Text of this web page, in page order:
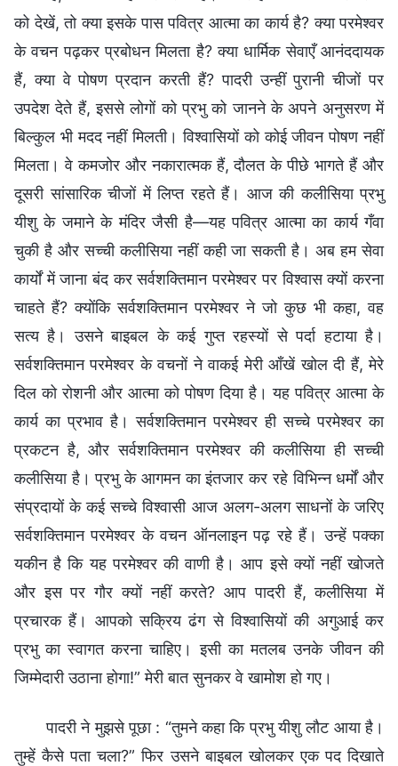
को देखें, तो क्या इसके पास पवित्र आत्मा का कार्य है? क्या परमेश्वर
के वचन पढ़कर प्रबोधन मिलता है? क्या धार्मिक सेवाएँ आनंददायक
हैं, क्या वे पोषण प्रदान करती हैं? पादरी उन्हीं पुरानी चीजों पर
उपदेश देते हैं, इससे लोगों को प्रभु को जानने के अपने अनुसरण में
बिल्कुल भी मदद नहीं मिलती। विश्वासियों को कोई जीवन पोषण नहीं
मिलता। वे कमजोर और नकारात्मक हैं, दौलत के पीछे भागते हैं और
दूसरी सांसारिक चीजों में लिप्त रहते हैं। आज की कलीसिया प्रभु
यीशु के जमाने के मंदिर जैसी है—यह पवित्र आत्मा का कार्य गँवा
चुकी है और सच्ची कलीसिया नहीं कही जा सकती है। अब हम सेवा
कार्यों में जाना बंद कर सर्वशक्तिमान परमेश्वर पर विश्वास क्यों करना
चाहते हैं? क्योंकि सर्वशक्तिमान परमेश्वर ने जो कुछ भी कहा, वह
सत्य है। उसने बाइबल के कई गुप्त रहस्यों से पर्दा हटाया है।
सर्वशक्तिमान परमेश्वर के वचनों ने वाकई मेरी आँखें खोल दी हैं, मेरे
दिल को रोशनी और आत्मा को पोषण दिया है। यह पवित्र आत्मा के
कार्य का प्रभाव है। सर्वशक्तिमान परमेश्वर ही सच्चे परमेश्वर का
प्रकटन है, और सर्वशक्तिमान परमेश्वर की कलीसिया ही सच्ची
कलीसिया है। प्रभु के आगमन का इंतजार कर रहे विभिन्न धर्मों और
संप्रदायों के कई सच्चे विश्वासी आज अलग-अलग साधनों के जरिए
सर्वशक्तिमान परमेश्वर के वचन ऑनलाइन पढ़ रहे हैं। उन्हें पक्का
यकीन है कि यह परमेश्वर की वाणी है। आप इसे क्यों नहीं खोजते
और इस पर गौर क्यों नहीं करते? आप पादरी हैं, कलीसिया में
प्रचारक हैं। आपको सक्रिय ढंग से विश्वासियों की अगुआई कर
प्रभु का स्वागत करना चाहिए। इसी का मतलब उनके जीवन की
जिम्मेदारी उठाना होगा!” मेरी बात सुनकर वे खामोश हो गए।
पादरी ने मुझसे पूछा : “तुमने कहा कि प्रभु यीशु लौट आया है।
तुम्हें कैसे पता चला?” फिर उसने बाइबल खोलकर एक पद दिखाते